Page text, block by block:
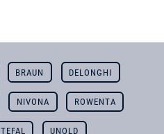
BRAUN DELONGHI
NIVONA ROWENTA
TEFAL UNOLD